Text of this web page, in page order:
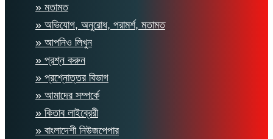
» মতামত
» অভিযোগ, অনুরোধ, পরামর্শ, মতামত
» আপনিও লিখুন
» প্রশ্ন করুন
» প্রশ্নোত্তর বিভাগ
» আমাদের সম্পর্কে
» কিতাব লাইব্রেরী
» বাংলাদেশী নিউজপেপার